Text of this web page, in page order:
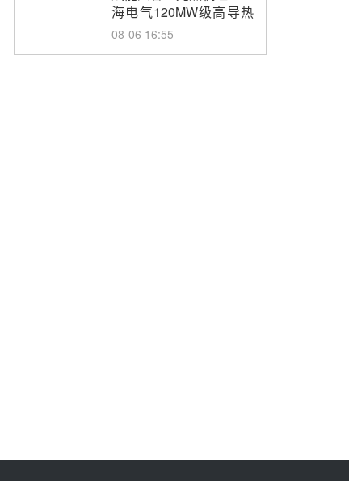
海电气120MW级高导热
空冷发电机通过型式试验
08-06 16:55
热器厂房顺利封顶